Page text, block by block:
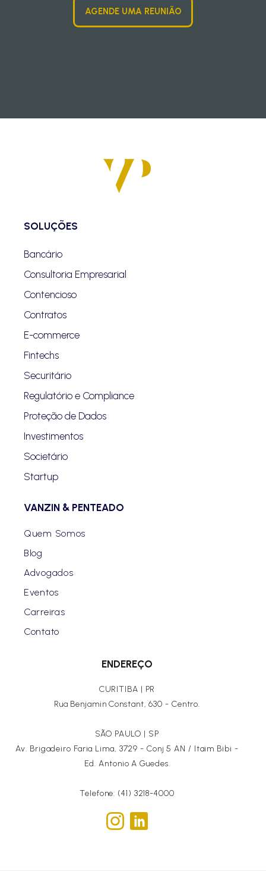
AGENDE UMA REUNIÃO
ENDEREÇO
CURITIBA | PR
Rua Benjamin Constant, 630 - Centro.
SÃO PAULO | SP
Av. Brigadeiro Faria Lima, 3729 - Conj 5 AN / Itaim Bibi -
Ed. Antonio A Guedes.
Telefone: (41) 3218-4000
SOLUÇÕES
Bancário
Consultoria Empresarial
Contencioso
Contratos
E-commerce
Fintechs
Securitário
Regulatório e Compliance
Proteção de Dados
Investimentos
Societário
Startup
VANZIN & PENTEADO
Quem Somos
Blog
Advogados
Eventos
Carreiras
Contato